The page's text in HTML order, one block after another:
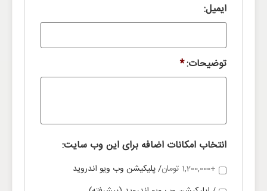
ایمیل:
توضیحات:*
انتخاب امکانات اضافه برای این وب سایت:
/ پلیکیشن وب ویو اندروید
+1,200,000 تومان